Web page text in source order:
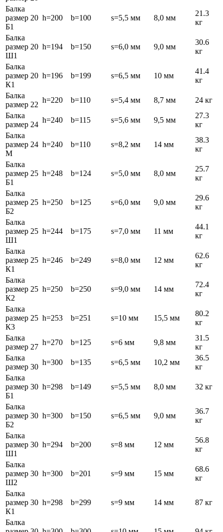
Балка
размер 20
Б1
h=200 b=100 s=5,5 мм 8,0 мм
21.3
кг
Балка
размер 20
Ш1
h=194 b=150 s=6,0 мм 9,0 мм
30.6
кг
Балка
размер 20
К1
h=196 b=199 s=6,5 мм 10 мм
41.4
кг
Балка
размер 22
h=220 b=110 s=5,4 мм 8,7 мм
24 кг
Балка
размер 24
h=240 b=115 s=5,6 мм 9,5 мм
27.3
кг
Балка
размер 24
М
h=240 b=110 s=8,2 мм 14 мм
38.3
кг
Балка
размер 25
Б1
h=248 b=124 s=5,0 мм 8,0 мм
25.7
кг
Балка
размер 25
Б2
h=250 b=125 s=6,0 мм 9,0 мм
29.6
кг
Балка
размер 25
Ш1
h=244 b=175 s=7,0 мм 11 мм
44.1
кг
Балка
размер 25
К1
h=246 b=249 s=8,0 мм 12 мм
62.6
кг
Балка
размер 25
К2
h=250 b=250 s=9,0 мм 14 мм
72.4
кг
Балка
размер 25
К3
h=253 b=251 s=10 мм 15,5 мм
80.2
кг
Балка
размер 27
h=270 b=125 s=6 мм 9,8 мм
31.5
кг
Балка
размер 30
h=300 b=135 s=6,5 мм 10,2 мм
36.5
кг
Балка
размер 30
Б1
h=298 b=149 s=5,5 мм 8,0 мм 32 кг
Балка
размер 30
Б2
h=300 b=150 s=6,5 мм 9,0 мм
36.7
кг
Балка
размер 30
Ш1
h=294 b=200 s=8 мм 12 мм
56.8
кг
Балка
размер 30
Ш2
h=300 b=201 s=9 мм 15 мм
68.6
кг
Балка
размер 30
К1
h=298 b=299 s=9 мм 14 мм 87 кг
Балка